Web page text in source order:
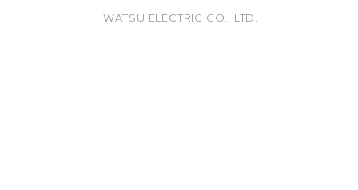
IWATSU ELECTRIC CO., LTD.